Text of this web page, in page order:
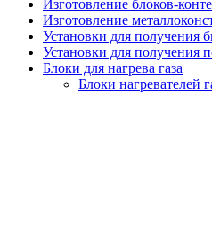
Изготовление блоков-
Изготовление
Установки для получения
Установки для получения
Блоки для нагрева газа
Блоки нагревателей